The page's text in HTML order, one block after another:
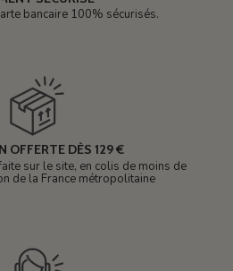
bancaire 100% sécurisés.
OFFERTE DÈS 129 €
sur le site, en colis de moins de
de la France métropolitaine